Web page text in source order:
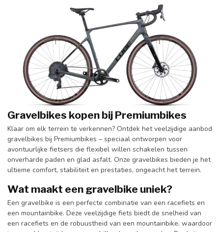
Gravelbikes kopen bij Premiumbikes
Klaar om elk terrein te verkennen? Ontdek het veelzijdige aanbod
gravelbikes bij Premiumbikes – speciaal ontworpen voor
avontuurlijke fietsers die flexibel willen schakelen tussen
onverharde paden en glad asfalt. Onze gravelbikes bieden je het
ultieme comfort, stabiliteit en prestaties, ongeacht het terrein.
Wat maakt een gravelbike uniek?
Een gravelbike is een perfecte combinatie van een racefiets en
een mountainbike. Deze veelzijdige fiets biedt de snelheid van
een racefiets en de robuustheid van een mountainbike, waardoor